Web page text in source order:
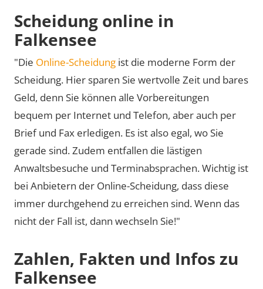
Scheidung online in
Falkensee
"Die Online-Scheidung ist die moderne Form der
Scheidung. Hier sparen Sie wertvolle Zeit und bares
Geld, denn Sie können alle Vorbereitungen
bequem per Internet und Telefon, aber auch per
Brief und Fax erledigen. Es ist also egal, wo Sie
gerade sind. Zudem entfallen die lästigen
Anwaltsbesuche und Terminabsprachen. Wichtig ist
bei Anbietern der Online-Scheidung, dass diese
immer durchgehend zu erreichen sind. Wenn das
nicht der Fall ist, dann wechseln Sie!"
Zahlen, Fakten und Infos zu
Falkensee